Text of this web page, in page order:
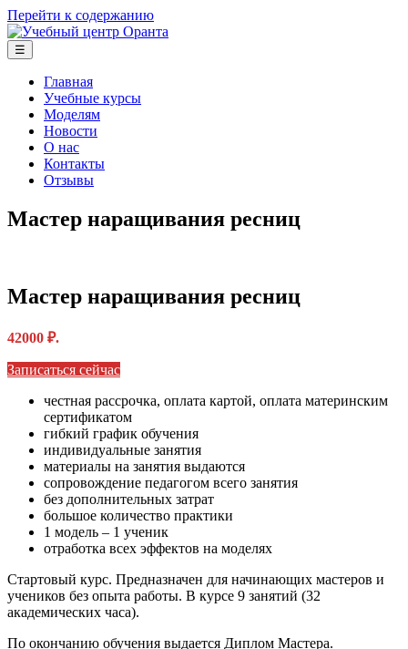
Перейти к содержанию
Учебный центр "Оранта"
Курсы маникюра и педикюра в Москве. Лицензия. Обучение
ногтевому сервису.
☰
Главная
Учебные курсы
Моделям
Новости
О нас
Контакты
Отзывы
Мастер наращивания ресниц
Мастер наращивания ресниц
42000 ₽.
Записаться сейчас
честная рассрочка, оплата картой, оплата материнским
сертификатом
гибкий график обучения
индивидуальные занятия
материалы на занятия выдаются
сопровождение педагогом всего занятия
без дополнительных затрат
большое количество практики
1 модель – 1 ученик
отработка всех эффектов на моделях
Стартовый курс. Предназначен для начинающих мастеров и
учеников без опыта работы. В курсе 9 занятий (32
академических часа).
По окончанию обучения выдается Диплом Мастера.